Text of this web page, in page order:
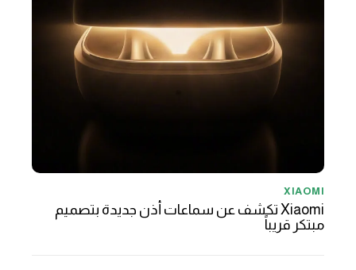
XIAOMI
Xiaomi تكشف عن سماعات أذن جديدة بتصميم
مبتكر قريباً